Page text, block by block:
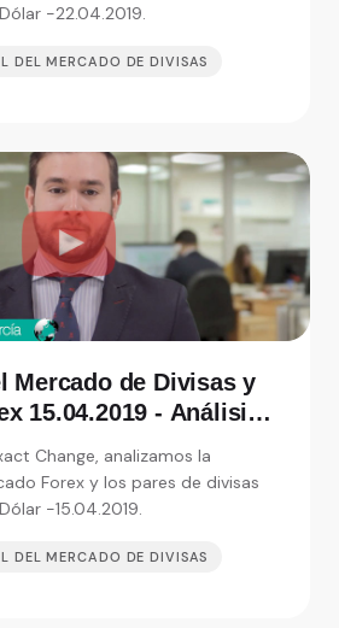
-22.04.2019.
DEL MERCADO DE DIVISAS
Mercado de Divisas y
15.04.2019 - Análisis
Change, analizamos la
Forex y los pares de divisas
-15.04.2019.
DEL MERCADO DE DIVISAS